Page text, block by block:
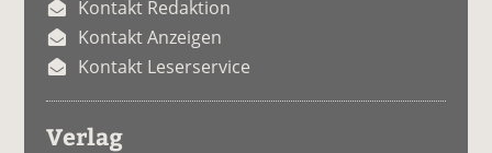
Kontakt Redaktion
Kontakt Anzeigen
Kontakt Leserservice
Verlag